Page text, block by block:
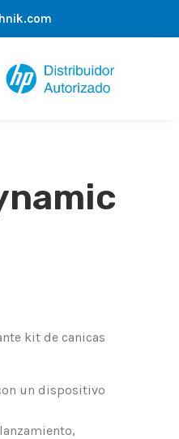
kit de canicas
un dispositivo